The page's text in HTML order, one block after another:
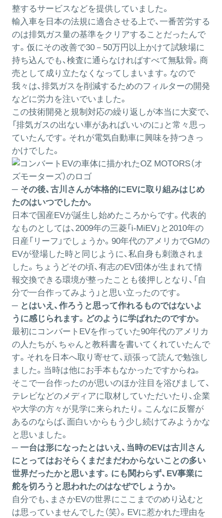
整するサービスなどを提供していました。
輸入車を日本の法規に適合させる上で、一番苦労する
のは排気ガス量の基準をクリアすることだったんで
す。仮にその改善で30－50万円以上かけて試験場に
持ち込んでも、検査に通らなければすべて無駄骨。商
売として成り立たなくなってしまいます。なので
我々は、排気ガスを削減するためのフィルターの開発
などに労力を注いでいました。
この技術開発と規制対応の繰り返しが本当に大変で、
「排気ガスの出ない車があればいいのに」と常々思っ
ていたんです。それが電気自動車に興味を持つきっ
かけでした。
─ その後、古川さんが本格的にEVに取り組みはじめ
たのはいつでしたか。
日本で国産EVが誕生し始めたころからです。代表的
なものとしては、2009年の三菱「i-MiEV」と2010年の
日産「リーフ」でしょうか。90年代のアメリカでGMの
EVが登場した時と同じように、私自身も刺激されま
した。ちょうどその頃、有志のEV団体が生まれて情
報交換できる環境が整ったことも後押しとなり、「自
分で一台作ってみよう」と思い立ったのです。
─ とはいえ、作ろうと思って作れるものではないよ
うに感じられます。どのように学ばれたのですか。
最初にコンバートEVを作っていた90年代のアメリカ
の人たちが、ちゃんと教科書を書いてくれていたんで
す。それを日本へ取り寄せて、頑張って読んで勉強し
ました。当時は他にお手本もなかったですからね。
そこで一台作ったのが思いのほか注目を浴びまして、
テレビなどのメディアに取材していただいたり、企業
や大学の方々が見学に来られたり。こんなに反響が
あるのならば、面白いからもう少し続けてみようかな
と思いました。
─ 一台は形になったとはいえ、当時のEVは古川さん
にとってはおそらくまだまだわからないことの多い
世界だったかと思います。にも関わらず、EV事業に
舵を切ろうと思われたのはなぜでしょうか。
自分でも、まさかEVの世界にここまでのめり込むと
は思っていませんでした（笑）。EVに惹かれた理由を